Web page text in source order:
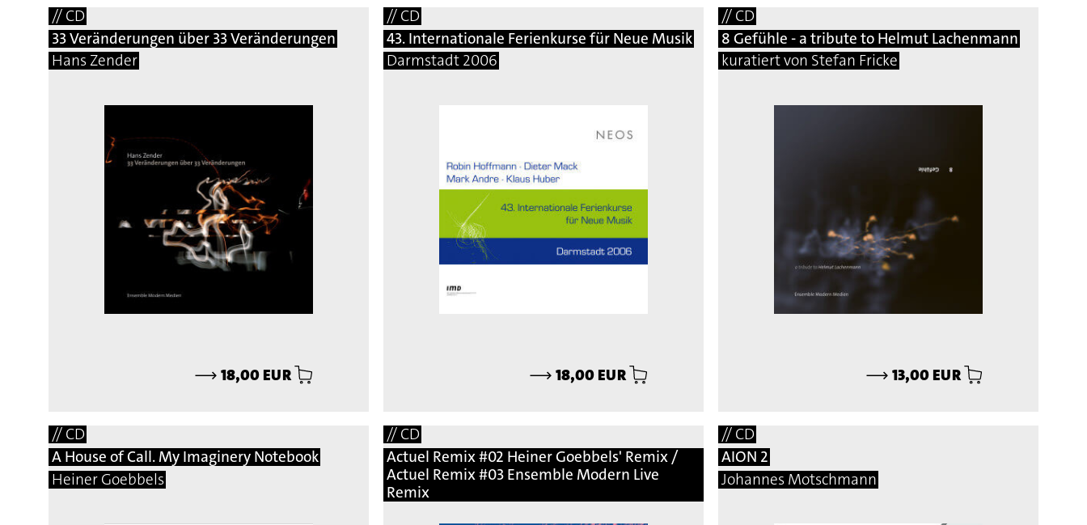
// CD
33 Veränderungen über 33 Veränderungen
Hans Zender
⟶ 18,00 EUR
// CD
43. Internationale Ferienkurse für Neue Musik
Darmstadt 2006
⟶ 18,00 EUR
// CD
8 Gefühle - a tribute to Helmut Lachenmann
kuratiert von Stefan Fricke
⟶ 13,00 EUR
// CD
A House of Call. My Imaginery Notebook
Heiner Goebbels
// CD
Actuel Remix #02 Heiner Goebbels' Remix /
Actuel Remix #03 Ensemble Modern Live
Remix
// CD
AION 2
Johannes Motschmann